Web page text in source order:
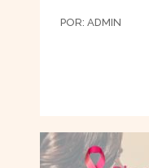
POR: ADMIN